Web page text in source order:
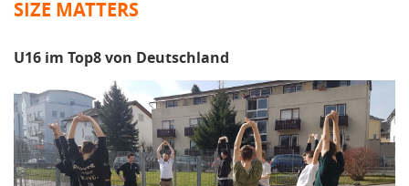
SIZE MATTERS
U16 im Top8 von Deutschland